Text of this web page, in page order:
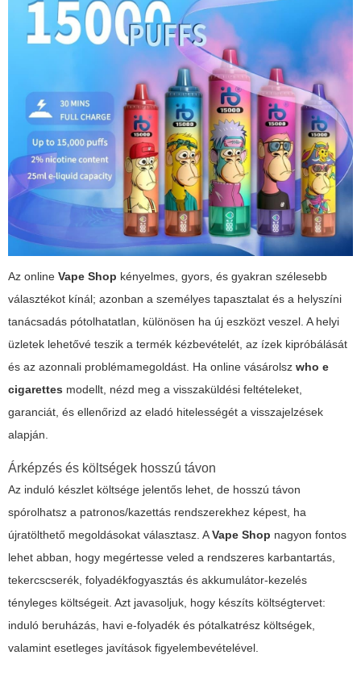
Az online Vape Shop kényelmes, gyors, és gyakran szélesebb
választékot kínál; azonban a személyes tapasztalat és a helyszíni
tanácsadás pótolhatatlan, különösen ha új eszközt veszel. A helyi
üzletek lehetővé teszik a termék kézbevételét, az ízek kipróbálását
és az azonnali problémamegoldást. Ha online vásárolsz who e
cigarettes modellt, nézd meg a visszaküldési feltételeket,
garanciát, és ellenőrizd az eladó hitelességét a visszajelzések
alapján.
Árképzés és költségek hosszú távon
Az induló készlet költsége jelentős lehet, de hosszú távon
spórolhatsz a patronos/kazettás rendszerekhez képest, ha
újratölthető megoldásokat választasz. AVape Shop nagyon fontos
lehet abban, hogy megértesse veled a rendszeres karbantartás,
tekercscserék, folyadékfogyasztás és akkumulátor-kezelés
tényleges költségeit. Azt javasoljuk, hogy készíts költségtervet:
induló beruházás, havi e-folyadék és pótalkatrész költségek,
valamint esetleges javítások figyelembevételével.